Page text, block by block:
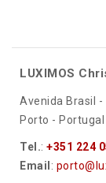
LUXIMOS
Avenida Brasil -
Porto - Portugal
Tel.: +351 224
Email :